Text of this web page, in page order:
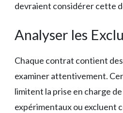
devraient considérer cette
Analyser les
Chaque contrat contient
examiner attentivement.
limitent la prise en charge
expérimentaux ou excluent